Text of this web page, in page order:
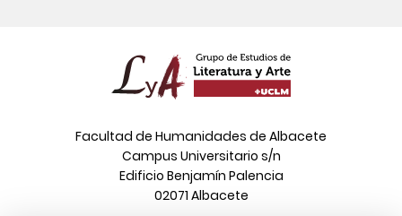
Facultad de Humanidades de Albacete
Campus Universitario s/n
Edificio Benjamín Palencia
02071 Albacete